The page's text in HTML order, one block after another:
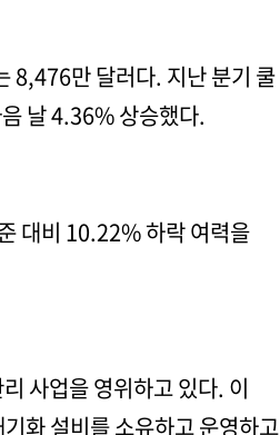
8,476만 달러다. 지난 분기 쿨
날 4.36% 상승했다.
대비 10.22% 하락 여력을
사업을 영위하고 있다. 이
화 설비를 소유하고 운영하고